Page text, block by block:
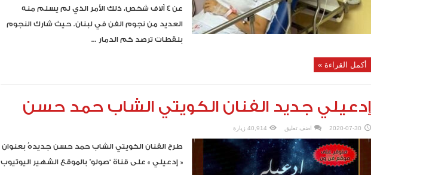
عن 4 آلاف شخص، ذلك الأمر الذي لم يسلم منه
العديد من نجوم الفن في لبنان. حيث شارك النجوم
بلقطات ترصد كم الدمار ...
أكمل القراءة »
إدعيلي جديد الفنان الكويتي الشاب حمد حسن
2020-07-30 اضف تعليق 40,914 زيارة
طرح الفنان الكويتي الشاب حمد حسن جديدهُ بعنوان
« إدعيلي » على قناة “صولو” بالموقع الشهير اليوتيوب